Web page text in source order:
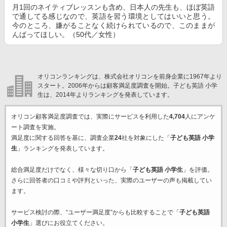
月1回のネイティブレッスンも含め、日本人の先生も、ほぼ英語
で通してる感じなので、英語を習う環境としてはいいと思う。
今のところ、嫌がることなく続けられているので、このままが
んばってほしい。（50代／女性）
オリコンランキングは、株式会社オリコンを前身企業に1967年より
スタート。2006年からは顧客満足度調査を開始。子ども英語 小学
生は、2014年よりランキングを発表しています。
オリコン顧客満足度調査では、実際にサービスを利用した4,704人にアンケ
ート調査を実施。
満足度に関する回答を基に、調査企業24社を対象にした「 子ども英語 小学
生」ランキングを発表しています。
総合満足度だけでなく、様々な切り口から「 子ども英語 小学生」を評価。
さらに回答者の口コミや評判といった、実際のユーザーの声も掲載してい
ます。
サービス検討の際、“ユーザー満足度”からも比較することで「 子ども英語
小学生」選びにお役立てください。